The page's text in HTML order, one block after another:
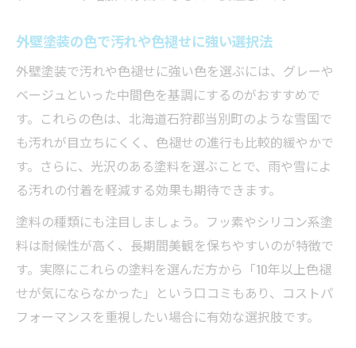
外壁塗装の色で汚れや色褪せに強い選択法
外壁塗装で汚れや色褪せに強い色を選ぶには、グレーや
ベージュといった中間色を基調にするのがおすすめで
す。これらの色は、北海道石狩郡当別町のような雪国で
も汚れが目立ちにくく、色褪せの進行も比較的緩やかで
す。さらに、光沢のある塗料を選ぶことで、雨や雪によ
る汚れの付着を軽減する効果も期待できます。
塗料の種類にも注目しましょう。フッ素やシリコン系塗
料は耐候性が高く、長期間美観を保ちやすいのが特徴で
す。実際にこれらの塗料を選んだ方から「10年以上色褪
せが気にならなかった」という口コミもあり、コストパ
フォーマンスを重視したい場合に有効な選択肢です。